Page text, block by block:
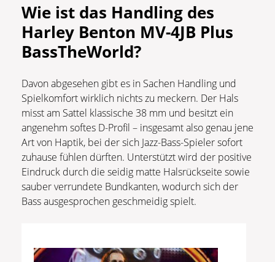
Wie ist das Handling des
Harley Benton MV-4JB Plus
BassTheWorld?
Davon abgesehen gibt es in Sachen Handling und
Spielkomfort wirklich nichts zu meckern. Der Hals
misst am Sattel klassische 38 mm und besitzt ein
angenehm softes D-Profil – insgesamt also genau jene
Art von Haptik, bei der sich Jazz-Bass-Spieler sofort
zuhause fühlen dürften. Unterstützt wird der positive
Eindruck durch die seidig matte Halsrückseite sowie
sauber verrundete Bundkanten, wodurch sich der
Bass ausgesprochen geschmeidig spielt.